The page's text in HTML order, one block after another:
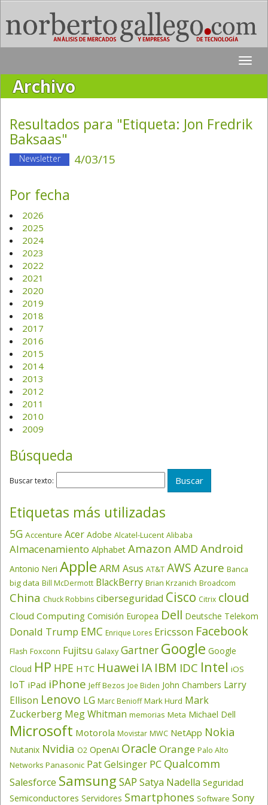
Toggle
Archivo
Resultados para "Etiqueta: Jon Fredrik
Baksaas"
Newsletter 4/03/15
Por fecha
2026
2025
2024
2023
2022
2021
2020
2019
2018
2017
2016
2015
2014
2013
2012
2011
2010
2009
Búsqueda
Buscar texto:
Etiquetas más utilizadas
5G Accenture Acer Adobe Alcatel-Lucent Alibaba
Almacenamiento Alphabet Amazon AMD Android
Antonio Neri Apple ARM Asus AT&T AWSAzure Banca
big data Bill McDermott BlackBerry Brian Krzanich Broadcom
China Chuck Robbins ciberseguridad Cisco Citrix cloud
Cloud Computing Comisión Europea Dell Deutsche Telekom
Donald Trump EMC Enrique Lores Ericsson Facebook
Flash Foxconn Fujitsu Galaxy Gartner Google Google
Cloud HP HPE HTC Huawei IA IBM IDC Intel iOS
IoT iPad iPhone Jeff Bezos Joe Biden John Chambers Larry
Ellison Lenovo LG Marc Benioff Mark Hurd Mark
Zuckerberg Meg Whitman memorias Meta Michael Dell
Microsoft Motorola Movistar MWC NetApp Nokia
Nutanix Nvidia O2 OpenAI Oracle Orange Palo Alto
Networks Panasonic Pat Gelsinger PC Qualcomm
Salesforce Samsung SAP Satya Nadella Seguridad
Semiconductores Servidores Smartphones Software Sony